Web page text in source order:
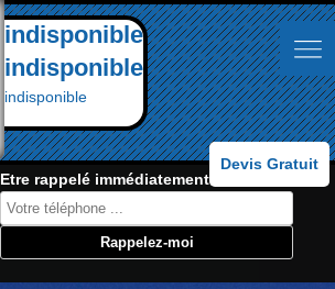
indisponible
indisponible
indisponible
Devis Gratuit
Etre rappelé immédiatement: